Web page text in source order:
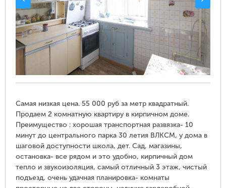
Самая низкая цена. 55 000 руб за метр квадратный.
Продаем 2 комнатную квартиру в кирпичном доме.
Преимущество : хорошая транспортная развязка- 10
минут до центрального парка 30 летия ВЛКСМ, у дома в
шаговой доступности школа, дет. Сад, магазины,
остановка- все рядом и это удобно, кирпичный дом
тепло и звукоизоляция, самый отличный 3 этаж, чистый
подъезд, очень удачная планировка- комнаты